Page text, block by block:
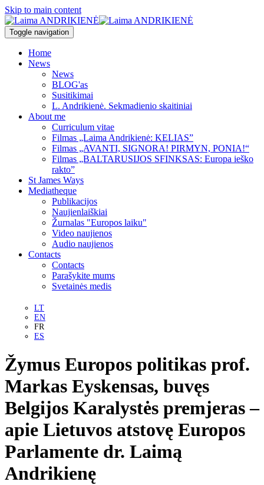
Skip to main content
Toggle navigation
Home
News
News
BLOG'as
Susitikimai
L. Andrikienė. Sekmadienio skaitiniai
About me
Curriculum vitae
Filmas „Laima Andrikienė: KELIAS”
Filmas „AVANTI, SIGNORA! PIRMYN, PONIA!“
Filmas „BALTARUSIJOS SFINKSAS: Europa ieško
rakto”
St James Ways
Mediatheque
Publikacijos
Naujienlaiškiai
Žurnalas "Europos laiku"
Video naujienos
Audio naujienos
Contacts
Contacts
Parašykite mums
Svetainės medis
LT
EN
FR
ES
Žymus Europos politikas prof.
Markas Eyskensas, buvęs
Belgijos Karalystės premjeras –
apie Lietuvos atstovę Europos
Parlamente dr. Laimą
Andrikienę